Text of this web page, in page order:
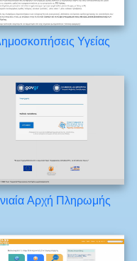
Υγείας
Αρχή Πληρωμής